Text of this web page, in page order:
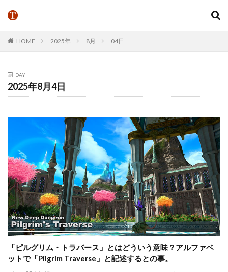
HOME 2025年 8月 04日
DAY
2025年8月4日
「ピルグリム・トラバース」とはどういう意味？アルファベ
ットで「Pilgrim Traverse」と記述するとの事。